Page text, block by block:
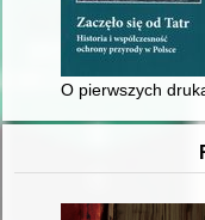
O pierwszych